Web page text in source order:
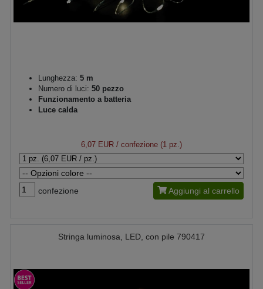
Lunghezza: 5 m
Numero di luci: 50 pezzo
Funzionamento a batteria
Luce calda
6,07 EUR / confezione (1 pz.)
confezione Aggiungi al carrello
Stringa luminosa, LED, con pile 790417